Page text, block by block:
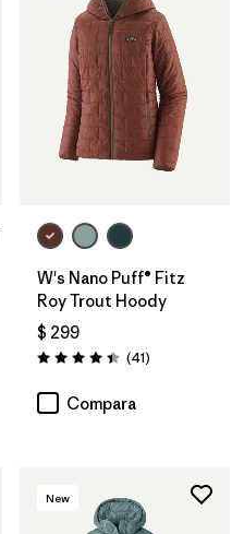
W's Nano Puff® Fitz
Roy Trout Hoody
$ 299
Valoración: 4.4 / 5
(41Comentarios
)
Compara
New